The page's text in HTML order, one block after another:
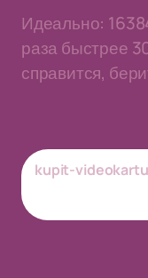
Идеально:
раза быстрее
справится,
kupit-